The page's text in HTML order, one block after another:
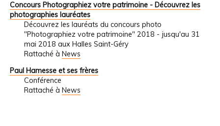
Concours Photographiez votre patrimoine - Découvrez les
photographies lauréates
Découvrez les lauréats du concours photo
"Photographiez votre patrimoine" 2018 - jusqu'au 31
mai 2018 aux Halles Saint-Géry
Rattaché à News
Paul Hamesse et ses frères
Conférence
Rattaché à News